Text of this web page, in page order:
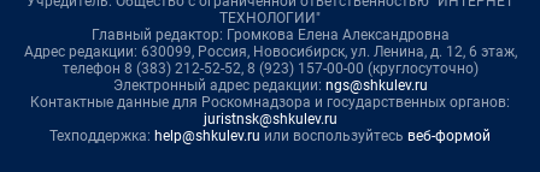
ТЕХНОЛОГИИ"
Главный редактор: Громкова Елена Александровна
Адрес редакции: 630099, Россия, Новосибирск, ул. Ленина, д. 12, 6 этаж,
телефон 8 (383) 212-52-52, 8 (923) 157-00-00 (круглосуточно)
Электронный адрес редакции: ngs@shkulev.ru
Контактные данные для Роскомнадзора и государственных органов:
juristnsk@shkulev.ru
Техподдержка: help@shkulev.ru или воспользуйтесь веб-формой